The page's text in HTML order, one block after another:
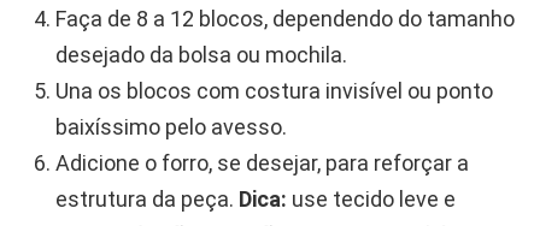
Faça de 8 a 12 blocos, dependendo do tamanho
desejado da bolsa ou mochila.
Una os blocos com costura invisível ou ponto
baixíssimo pelo avesso.
Adicione o forro, se desejar, para reforçar a
estrutura da peça. Dica: use tecido leve e